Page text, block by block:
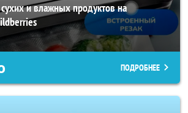
и влажных продуктов на
ПОДРОБНЕЕ